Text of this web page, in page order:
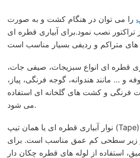
را می توان در هنگام کشت و به صورت
تراکتور نصب نمود.برای آبیاری قطره ای
قطره ای انواع سبزیجات، صیفی جات،
و … مانند هندوانه، گوجه فرنگی، پیاز،
فرنگی و کشت های گلخانه ای استفاده
می شود.
نوار آبیاری قطره ای یا همان تیپ (Tape) مناسب آبیاری قطره
سطحی کم عمق مناسب است. برای
استفاده از لوله های قطره چکان دار